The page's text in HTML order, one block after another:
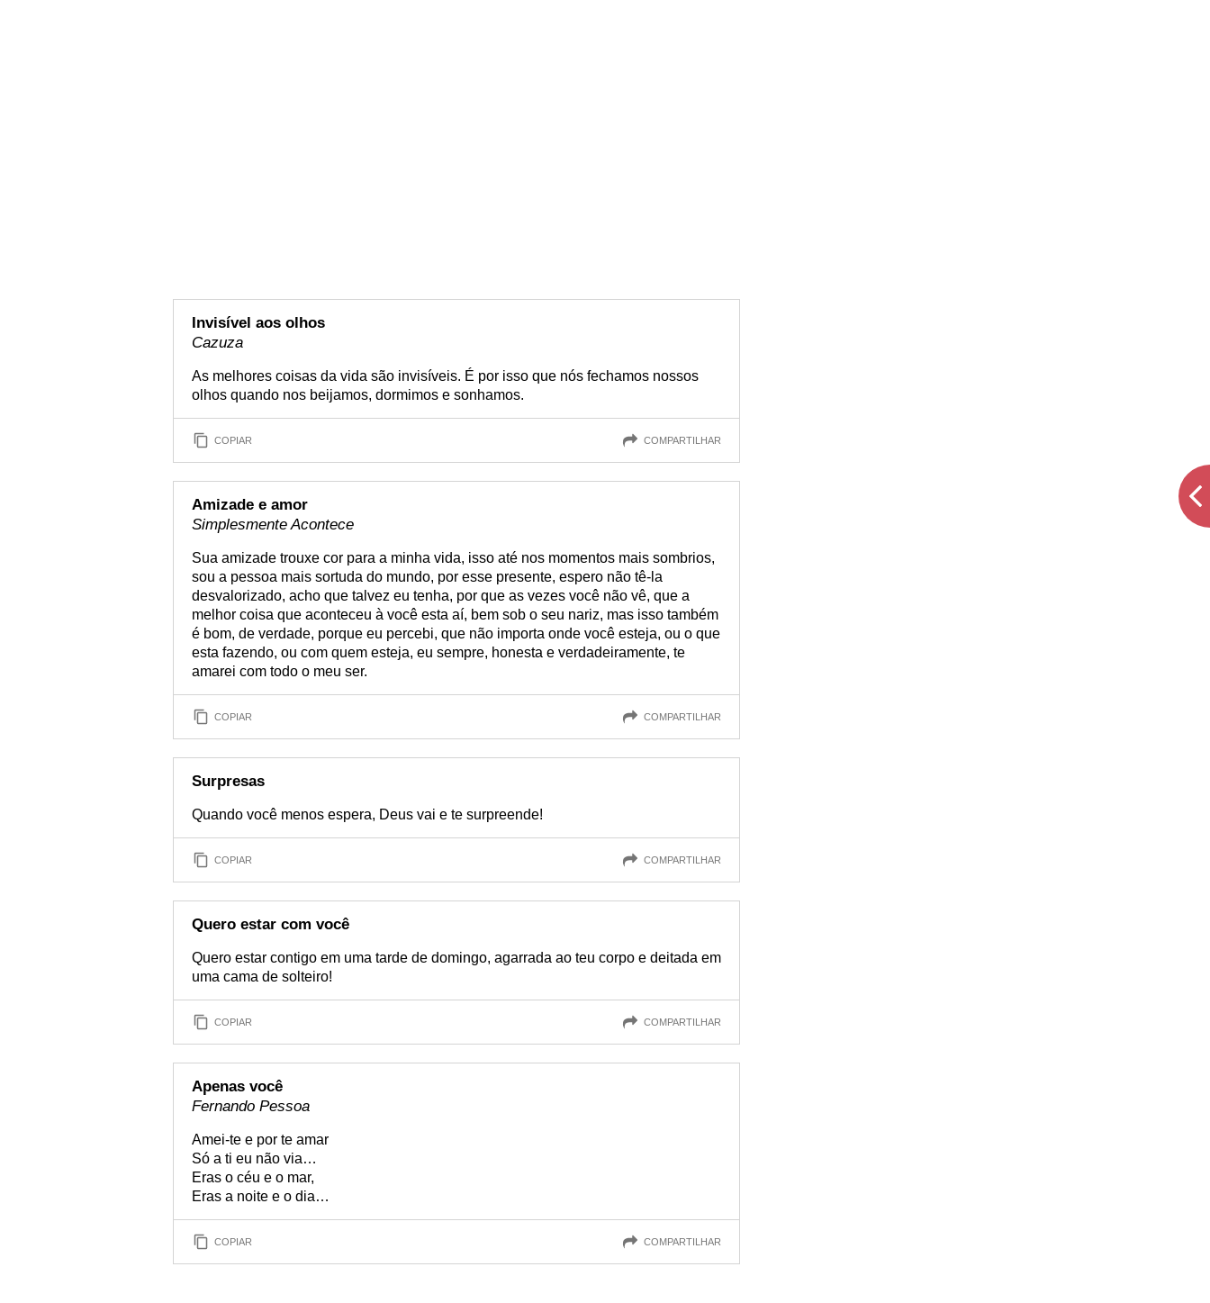
Invisível aos olhos
Cazuza
As melhores coisas da vida são invisíveis. É por isso que nós fechamos nossos
olhos quando nos beijamos, dormimos e sonhamos.
COPIAR COMPARTILHAR
Amizade e amor
Simplesmente Acontece
Sua amizade trouxe cor para a minha vida, isso até nos momentos mais sombrios,
sou a pessoa mais sortuda do mundo, por esse presente, espero não tê-la
desvalorizado, acho que talvez eu tenha, por que as vezes você não vê, que a
melhor coisa que aconteceu à você esta aí, bem sob o seu nariz, mas isso também
é bom, de verdade, porque eu percebi, que não importa onde você esteja, ou o que
esta fazendo, ou com quem esteja, eu sempre, honesta e verdadeiramente, te
amarei com todo o meu ser.
COPIAR COMPARTILHAR
Surpresas
Quando você menos espera, Deus vai e te surpreende!
COPIAR COMPARTILHAR
Quero estar com você
Quero estar contigo em uma tarde de domingo, agarrada ao teu corpo e deitada em
uma cama de solteiro!
COPIAR COMPARTILHAR
Apenas você
Fernando Pessoa
Amei-te e por te amar
Só a ti eu não via…
Eras o céu e o mar,
Eras a noite e o dia…
COPIAR COMPARTILHAR